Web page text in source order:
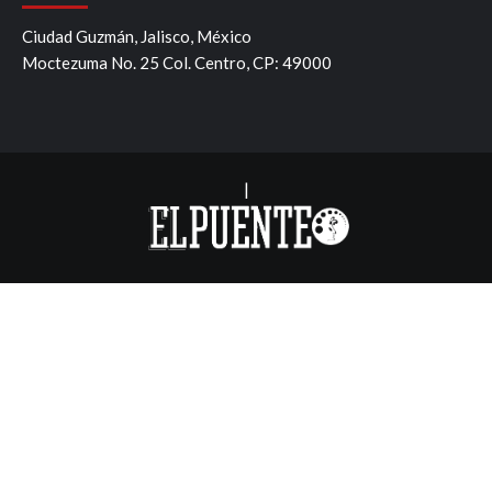
Ciudad Guzmán, Jalisco, México
Moctezuma No. 25 Col. Centro, CP: 49000
|